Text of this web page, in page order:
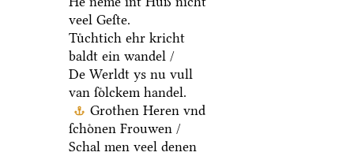
veel Geſte.
Tuͤchtich ehr kricht
baldt ein wandel /
De Werldt ys nu vull
van ſoͤlckem handel.
Grothen Heren vnd
ſchoͤnen Frouwen /
Schal men veel denen